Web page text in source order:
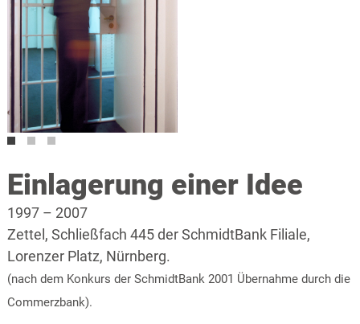
Anzeige in den Nürnberger Nachrichten (1997)
Einlagerung einer Idee
1997 – 2007
Zettel, Schließfach 445 der SchmidtBank Filiale,
Lorenzer Platz, Nürnberg.
(nach dem Konkurs der SchmidtBank 2001 Übernahme durch die
Commerzbank).